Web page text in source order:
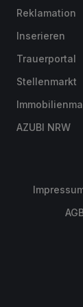
Reklamation
Inserieren
Trauerportal
Stellenmarkt
AZUBI NRW